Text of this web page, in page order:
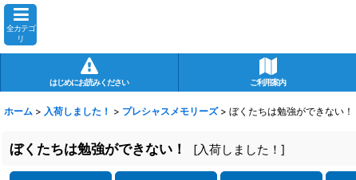
全カテゴ
リ
はじめにお読みください ご利用案内
ホーム > 入荷しました！ > プレシャスメモリーズ > ぼくたちは勉強ができない！
ぼくたちは勉強ができない！ [入荷しました！ ]